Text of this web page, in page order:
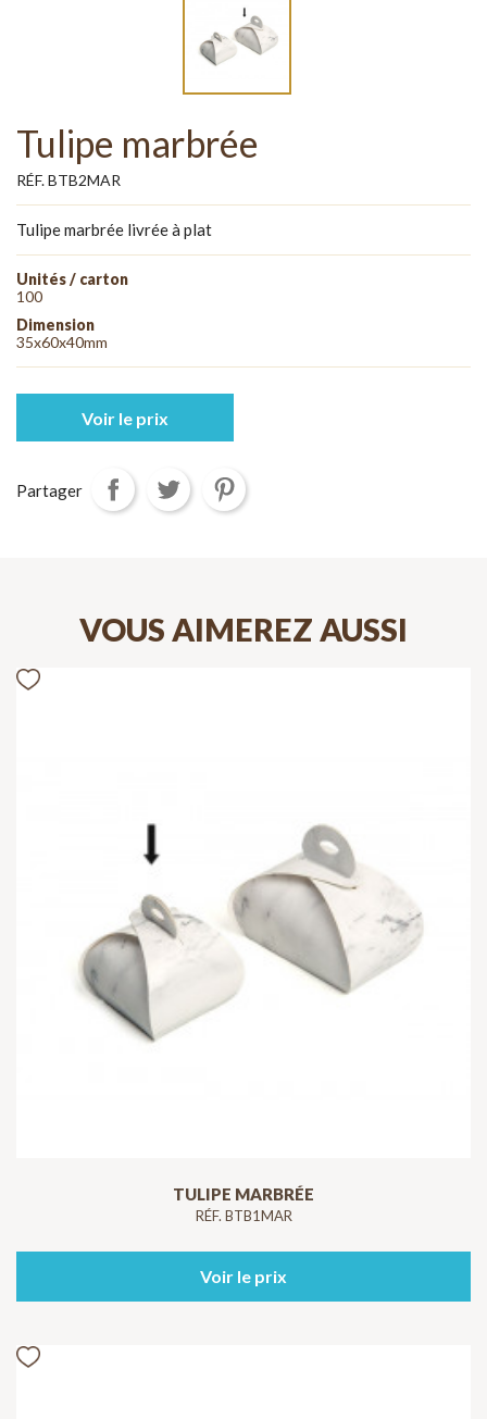
Tulipe marbrée
RÉF. BTB2MAR
Tulipe marbrée livrée à plat
Unités / carton
100
Dimension
35x60x40mm
Voir le prix
Partager
VOUS AIMEREZ AUSSI
TULIPE MARBRÉE
RÉF. BTB1MAR
Voir le prix